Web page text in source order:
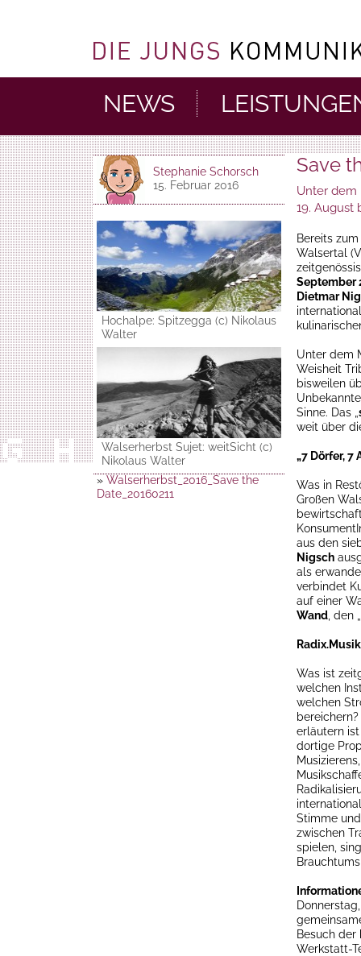
NEWS
Stephanie Schorsch
15. Februar 2016
Hochalpe: Spitzegga (c) Nikolaus
Walter
Walserherbst Sujet: weitSicht (c)
Nikolaus Walter
» Walserherbst_2016_Save the
Date_20160211
Save
Unter dem
19. August
Bereits
Walsertal
September
Dietmar
Unter dem
Weisheit
bisweilen
Sinne. Das „
weit über
„7 Dörfer, 7
Was in
Großen
aus den
Nigsch
als
verbindet
auf einer
Wand , den
Was ist
welchen
welchen
erläutern
dortige
Stimme
zwischen
spielen,
Besuch der
Werkstatt-